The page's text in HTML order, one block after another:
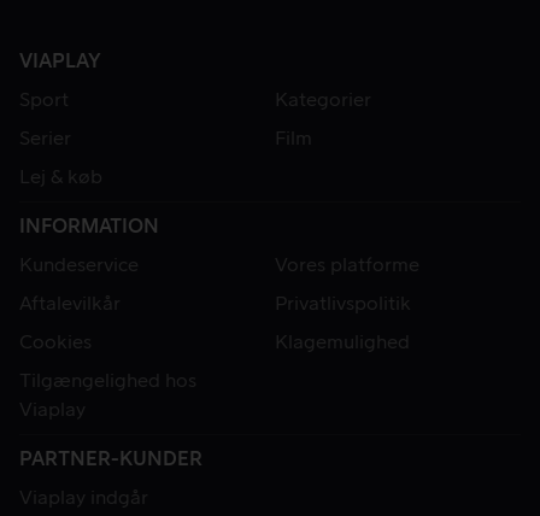
VIAPLAY
Sport
Kategorier
Serier
Film
Lej & køb
INFORMATION
Kundeservice
Vores platforme
Aftalevilkår
Privatlivspolitik
Cookies
Klagemulighed
Tilgængelighed hos
Viaplay
PARTNER-KUNDER
Viaplay indgår